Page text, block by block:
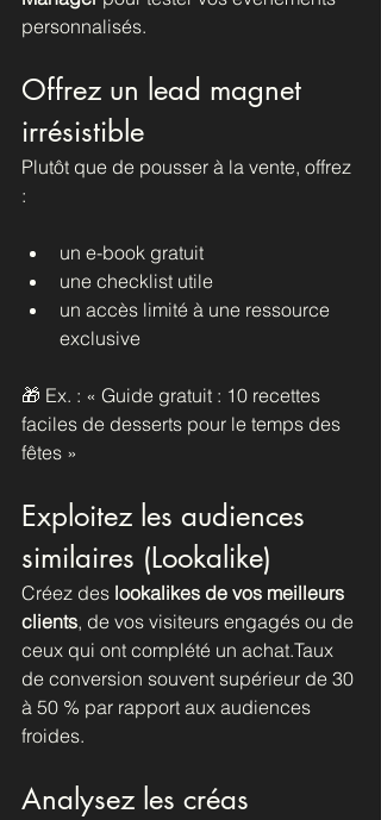
personnalisés.
Offrez un lead magnet
irrésistible
Plutôt que de pousser à la vente, offrez
:
un e-book gratuit
une checklist utile
un accès limité à une ressource
exclusive
🎁 Ex. : « Guide gratuit : 10 recettes
faciles de desserts pour le temps des
fêtes »
Exploitez les audiences
similaires (Lookalike)
Créez des lookalikes de vos meilleurs
clients, de vos visiteurs engagés ou de
ceux qui ont complété un achat.Taux
de conversion souvent supérieur de 30
à 50 % par rapport aux audiences
froides.
Analysez les créas